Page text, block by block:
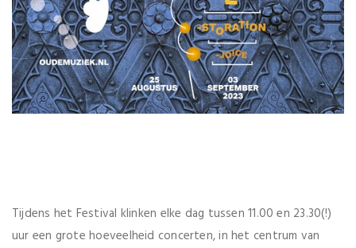
Tijdens het Festival klinken elke dag tussen 11.00 en 23.30(!)
uur een grote hoeveelheid concerten, in het centrum van